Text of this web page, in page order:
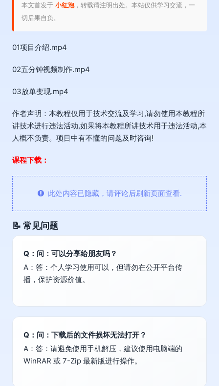
本文首发于 小红泡，转载请注明出处。本站仅供学习交流，一
切后果自负。
01项目介绍.mp4
02五分钟视频制作.mp4
03放单变现.mp4
作者声明：本教程仅用于技术交流及学习,请勿使用本教程所
讲技术进行违法活动,如果将本教程所讲技术用于违法活动,本
人概不负责。项目中有不懂的问题及时咨询!
课程下载：
此处内容已隐藏，请评论后刷新页面查看.
📝 常见问题
Q：问：可以分享给朋友吗？
A：答：个人学习使用可以，但请勿在公开平台传
播，保护资源价值。
Q：问：下载后的文件损坏无法打开？
A：答：请避免使用手机解压，建议使用电脑端的
WinRAR 或 7-Zip 最新版进行操作。